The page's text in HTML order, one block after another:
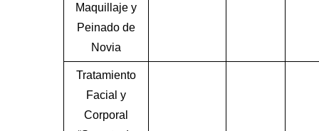
Maquillaje y
Peinado de
Novia
Tratamiento
Facial y
Corporal